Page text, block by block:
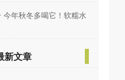
年秋冬多喝它！软糯水
新文章